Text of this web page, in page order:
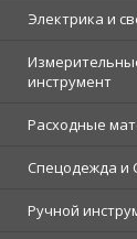
Электрика и
инструмент
Расходные
Спецодежда и
Ручной